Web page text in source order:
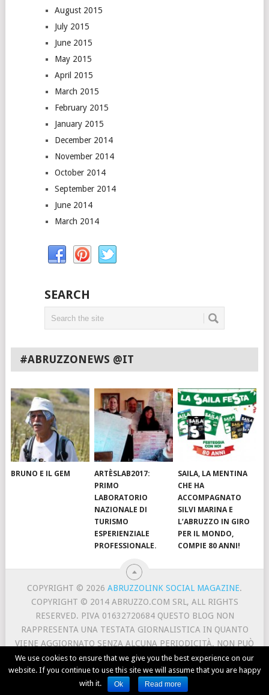
August 2015
July 2015
June 2015
May 2015
April 2015
March 2015
February 2015
January 2015
December 2014
November 2014
October 2014
September 2014
June 2014
March 2014
SEARCH
#ABRUZZONEWS @IT
BRUNO E IL GEM
ARTÈSLAB2017:
PRIMO
LABORATORIO
NAZIONALE DI
TURISMO
ESPERIENZIALE
PROFESSIONALE.
SAILA, LA MENTINA
CHE HA
ACCOMPAGNATO
SILVI MARINA E
L’ABRUZZO IN GIRO
PER IL MONDO,
COMPIE 80 ANNI!
COPYRIGHT © 2026ABRUZZOLINK SOCIAL MAGAZINE.
COPYRIGHT © 2014 ABRUZZO.COM SRL, ALL RIGHTS
RESERVED. PIVA 01632720684 QUESTO BLOG NON
RAPPRESENTA UNA TESTATA GIORNALISTICA IN QUANTO
VIENE AGGIORNATO SENZA ALCUNA PERIODICITÀ. NON PUÒ
PERTANTO CONSIDERARSI UN PRODOTTO EDITORIALE AI
SENSI DELLA LEGGE N. 62 DEL 7/3/2001.
ABOUT US TERMS AND PRIVACY
We use cookies to ensure that we give you the best experience on our
website. If you continue to use this site we will assume that you are happy
with it.
Ok Read more